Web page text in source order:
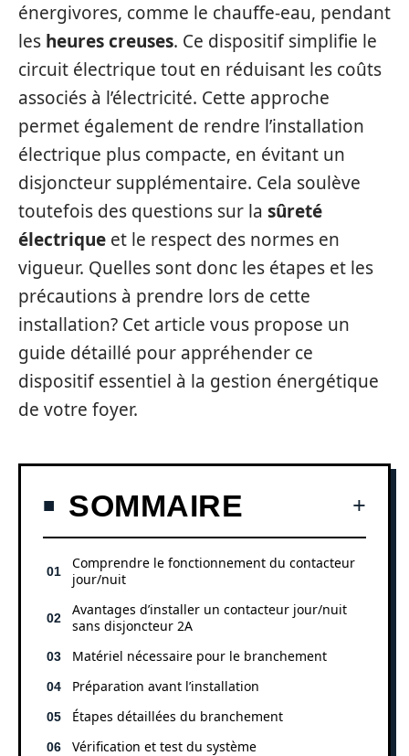
énergivores, comme le chauffe-eau, pendant
les heures creuses. Ce dispositif simplifie le
circuit électrique tout en réduisant les coûts
associés à l’électricité. Cette approche
permet également de rendre l’installation
électrique plus compacte, en évitant un
disjoncteur supplémentaire. Cela soulève
toutefois des questions sur la sûreté
électrique et le respect des normes en
vigueur. Quelles sont donc les étapes et les
précautions à prendre lors de cette
installation? Cet article vous propose un
guide détaillé pour appréhender ce
dispositif essentiel à la gestion énergétique
de votre foyer.
SOMMAIRE
Comprendre le fonctionnement du contacteur
jour/nuit
Avantages d’installer un contacteur jour/nuit
sans disjoncteur 2A
Matériel nécessaire pour le branchement
Préparation avant l’installation
Étapes détaillées du branchement
Vérification et test du système